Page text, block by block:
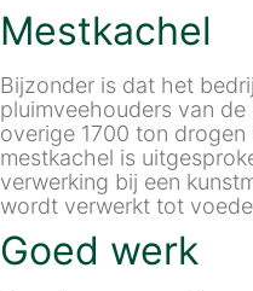
Mestkachel
Bijzonder is dat het
pluimveehouders van
overige 1700 ton
mestkachel is
verwerking bij een
wordt verwerkt tot
Goed werk